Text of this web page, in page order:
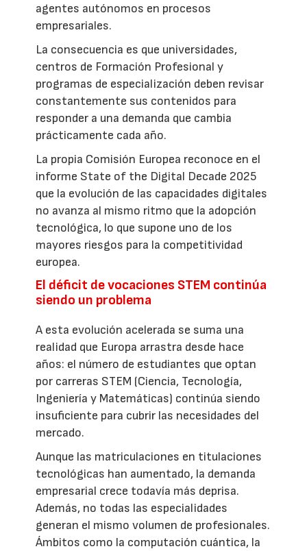
agentes autónomos en procesos
empresariales.
La consecuencia es que universidades,
centros de Formación Profesional y
programas de especialización deben revisar
constantemente sus contenidos para
responder a una demanda que cambia
prácticamente cada año.
La propia Comisión Europea reconoce en el
informe State of the Digital Decade 2025
que la evolución de las capacidades digitales
no avanza al mismo ritmo que la adopción
tecnológica, lo que supone uno de los
mayores riesgos para la competitividad
europea.
El déficit de vocaciones STEM continúa
siendo un problema
A esta evolución acelerada se suma una
realidad que Europa arrastra desde hace
años: el número de estudiantes que optan
por carreras STEM (Ciencia, Tecnología,
Ingeniería y Matemáticas) continúa siendo
insuficiente para cubrir las necesidades del
mercado.
Aunque las matriculaciones en titulaciones
tecnológicas han aumentado, la demanda
empresarial crece todavía más deprisa.
Además, no todas las especialidades
generan el mismo volumen de profesionales.
Ámbitos como la computación cuántica, la